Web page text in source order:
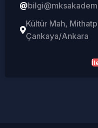
Kültür Mah,
Çankaya/Ankara